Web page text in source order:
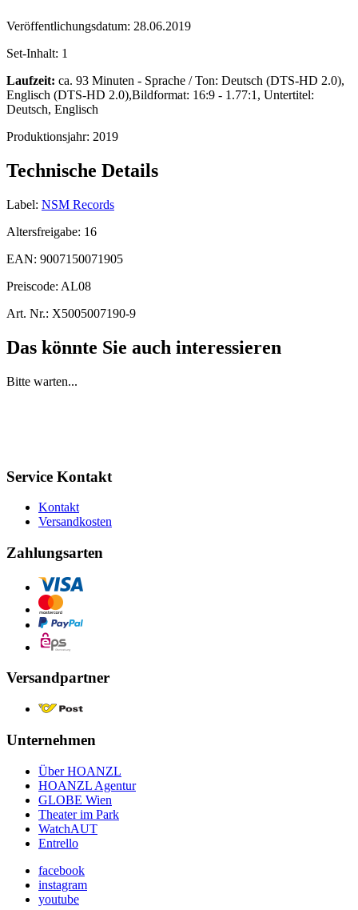
Veröffentlichungsdatum: 28.06.2019
Set-Inhalt: 1
Laufzeit: ca. 93 Minuten - Sprache / Ton: Deutsch (DTS-HD 2.0),
Englisch (DTS-HD 2.0),Bildformat: 16:9 - 1.77:1, Untertitel:
Deutsch, Englisch
Produktionsjahr: 2019
Technische Details
Label: NSM Records
Altersfreigabe: 16
EAN: 9007150071905
Preiscode: AL08
Art. Nr.: X5005007190-9
Das könnte Sie auch interessieren
Bitte warten...
Service Kontakt
Kontakt
Versandkosten
Zahlungsarten
Versandpartner
Unternehmen
Über HOANZL
HOANZL Agentur
GLOBE Wien
Theater im Park
WatchAUT
Entrello
facebook
instagram
youtube